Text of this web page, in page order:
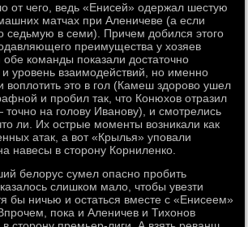
от чего, ведь «Енисей» одержал шестую
матчах при Аленичеве (а если
седьмую в семи). Причем добился этого
преимущества у хозяев
команды показали достаточно
и уровень взаимодействий, но именно
воплотить это в гол (Камеш здорово ушел
и пробил так, что Конюхов отразил
на голову Иванову), и смотрелись
ли. Их острые моменты возникали как
атак, а вот «Крылья» уповали
навесы в сторону Корниленко.
белорус сумел опасно пробить
слишком мало, чтобы увезти
бы ничью и остаться вместе с «Енисеем»
пока и Аленичев и Тихонов